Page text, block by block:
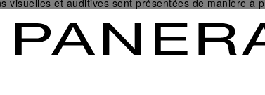
visuelles et auditives sont présentées de manière à
utilisable à partir du clavier et fonctionne de
utilise un langage clair et simple pour éviter toute